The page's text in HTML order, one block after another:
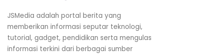
JSMedia adalah portal berita yang
memberikan informasi seputar teknologi,
tutorial, gadget, pendidikan serta mengulas
informasi terkini dari berbagai sumber